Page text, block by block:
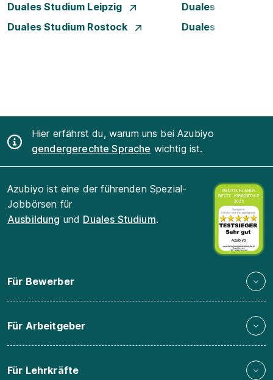
Duales Studium Leipzig
Duales Studium
Duales Studium Rostock
Duales Studium
Hier erfährst du, warum uns bei Azubiyo
gendergerechte Sprache wichtig ist.
Azubiyo ist eine der führenden Spezial-
Jobbörsen für
Ausbildung und Duales Studium.
Für Bewerber
Für Arbeitgeber
Für Lehrkräfte